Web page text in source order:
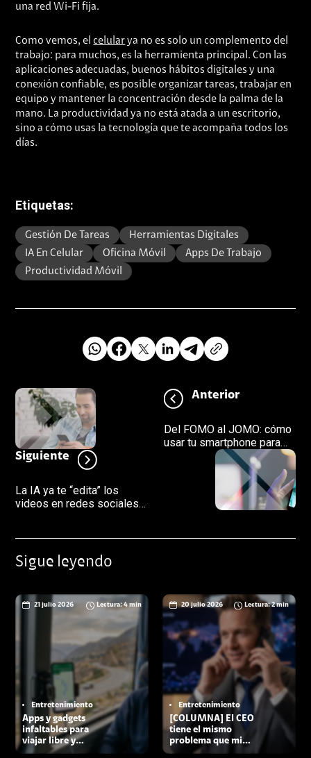
una red Wi-Fi fija.
Como vemos, el celularya no es solo un complemento del
trabajo: para muchos, es la herramienta principal. Con las
aplicaciones adecuadas, buenos hábitos digitales y una
conexión confiable, es posible organizar tareas, trabajar en
equipo y mantener la concentración desde la palma de la
mano. La productividad ya no está atada a un escritorio,
sino a cómo usas la tecnología que te acompaña todos los
días.
Etiquetas:
Gestión De Tareas
Herramientas Digitales
IA En Celular
Oficina Móvil
Apps De Trabajo
Productividad Móvil
Anterior
Del FOMO al JOMO: cómo
usar tu smartphone para
recuperar tu tiempo y tu
Siguiente
La IA ya te “edita” los
videos en redes sociales:
ciberseguridad
Sigue leyendo
21 julio 2026 Lectura: 4 min
Entretenimiento
Apps y gadgets
infaltables para
viajar libre y
conectado estas
20 julio 2026 Lectura: 2 min
Entretenimiento
[COLUMNA] El CEO
tiene el mismo
problema que mi
alumno que citó a un